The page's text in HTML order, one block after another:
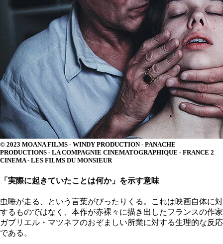
© 2023 MOANA FILMS - WINDY PRODUCTION - PANACHE
PRODUCTIONS - LA COMPAGNIE CINEMATOGRAPHIQUE - FRANCE 2
CINEMA - LES FILMS DU MONSIEUR
「実際に起きていたことは何か」を示す意味
虫唾が走る、という言葉がぴったりくる。これは映画自体に対
するものではなく、本作が赤裸々に描き出したフランスの作家
ガブリエル・マツネフのおぞましい所業に対する生理的な反応
である。